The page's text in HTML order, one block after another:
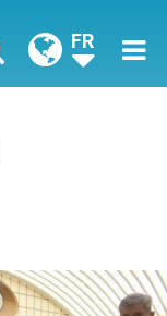
FR